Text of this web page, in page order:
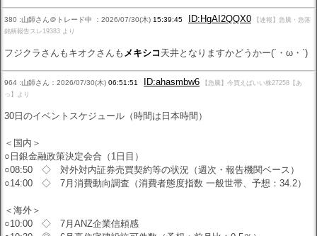
380 :山師さん＠トレード中 ：2026/07/30(木) 15:39:45 ID:HgAI2QQX0
【速報】急騰・急落
銘柄報告スレ19383 より
フジクラさんもキオクさんも メキシコ 天井となりますかどうかー(´・ω・`)
964 :山師さん：2026/07/30(木) 06:51:51 ID:ahasmbw6
【急騰】今買えばいい株27258【あ
っ】より
30日のイベントスケジュール（時間は日本時間）
＜国内＞
○日銀金融政策決定会合（1日目）
○08:50 ◇ 対外対内証券売買契約等の状況（週次・報告機関ベース）
○14:00 ◇ 7月消費動向調査（消費者態度指数 一般世帯、予想：34.2）
＜海外＞
○10:00 ◇ 7月ANZ企業信頼感